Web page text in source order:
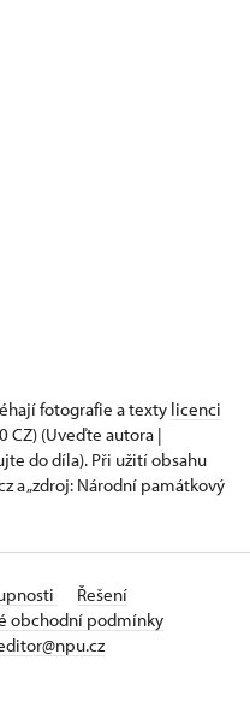
fotografie a texty licenci
CZ) (Uveďte autora |
do díla). Při užití obsahu
a „zdroj: Národní památkový
Řešení
obchodní podmínky